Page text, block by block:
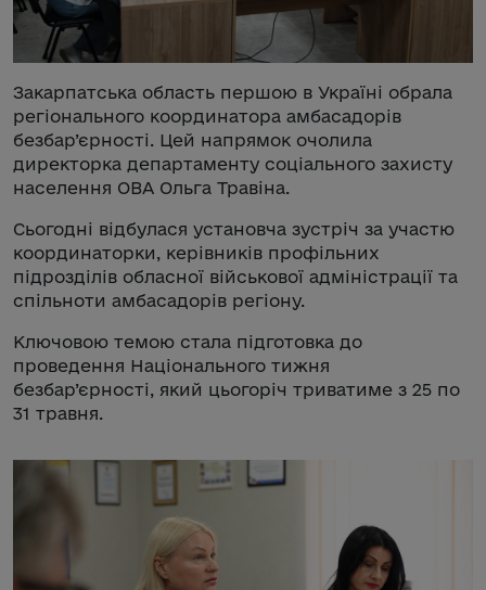
Закарпатська область першою в Україні обрала
регіонального координатора амбасадорів
безбар’єрності. Цей напрямок очолила
директорка департаменту соціального захисту
населення ОВА Ольга Травіна.
Сьогодні відбулася установча зустріч за участю
координаторки, керівників профільних
підрозділів обласної військової адміністрації та
спільноти амбасадорів регіону.
Ключовою темою стала підготовка до
проведення Національного тижня
безбар’єрності, який цьогоріч триватиме з 25 по
31 травня.